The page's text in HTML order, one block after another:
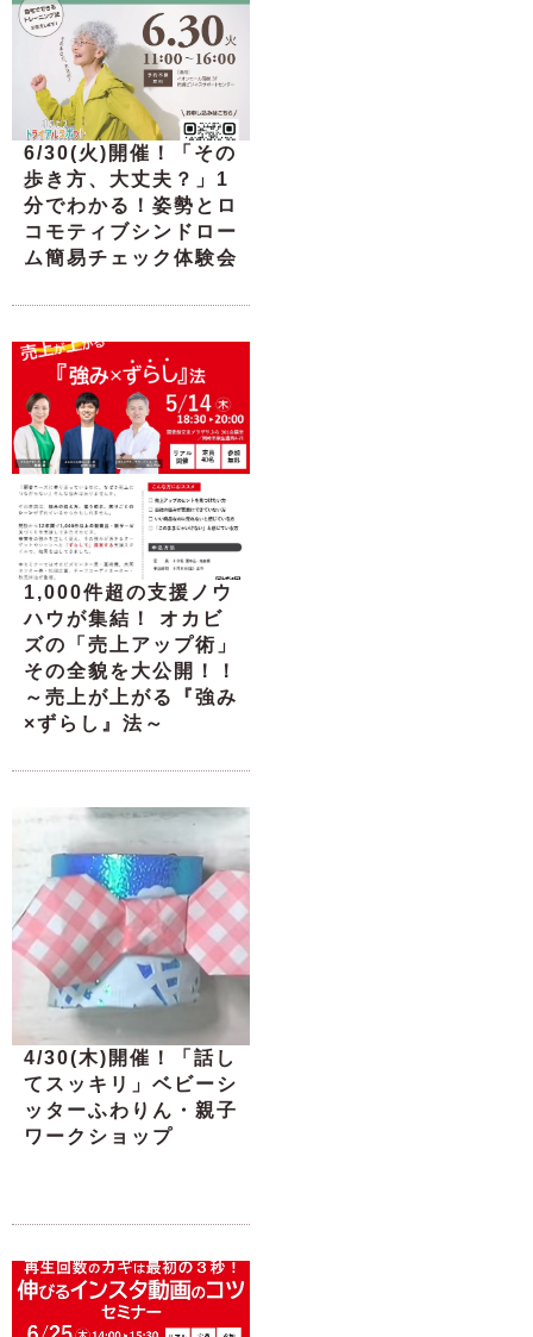
6/30(火)開催！「その
歩き方、大丈夫？」1
分でわかる！姿勢とロ
コモティブシンドロー
ム簡易チェック体験会
1,000件超の支援ノウ
ハウが集結！ オカビ
ズの「売上アップ術」
その全貌を大公開！！
～売上が上がる『強み
×ずらし』法～
4/30(木)開催！「話し
てスッキリ」ベビーシ
ッターふわりん・親子
ワークショップ